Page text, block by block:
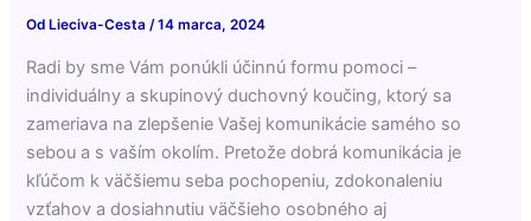
Od Lieciva-Cesta/14 marca, 2024
Radi by sme Vám ponúkli účinnú formu pomoci –
individuálny a skupinový duchovný koučing, ktorý sa
zameriava na zlepšenie Vašej komunikácie samého so
sebou a s vaším okolím. Pretože dobrá komunikácia je
kľúčom k väčšiemu seba pochopeniu, zdokonaleniu
vzťahov a dosiahnutiu väčšieho osobného aj